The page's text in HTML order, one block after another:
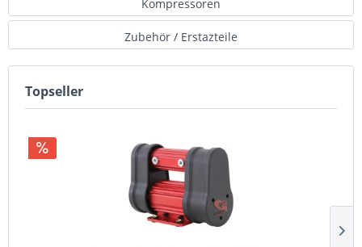
Kompressoren
Zubehör / Erstazteile
Topseller